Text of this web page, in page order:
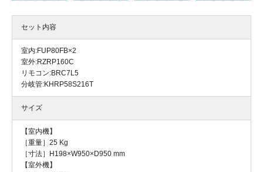
セット内容
室内:FUP80FB×2
室外:RZRP160C
リモコン:BRC7L5
分岐管:KHRP58S216T
サイズ
【室内機】
［重量］25 Kg
［寸法］H198×W950×D950 mm
【室外機】